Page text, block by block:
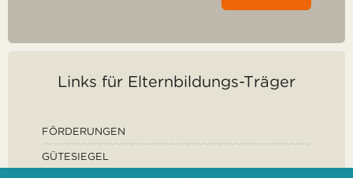
Links für Elternbildungs-Träger
FÖRDERUNGEN
GÜTESIEGEL